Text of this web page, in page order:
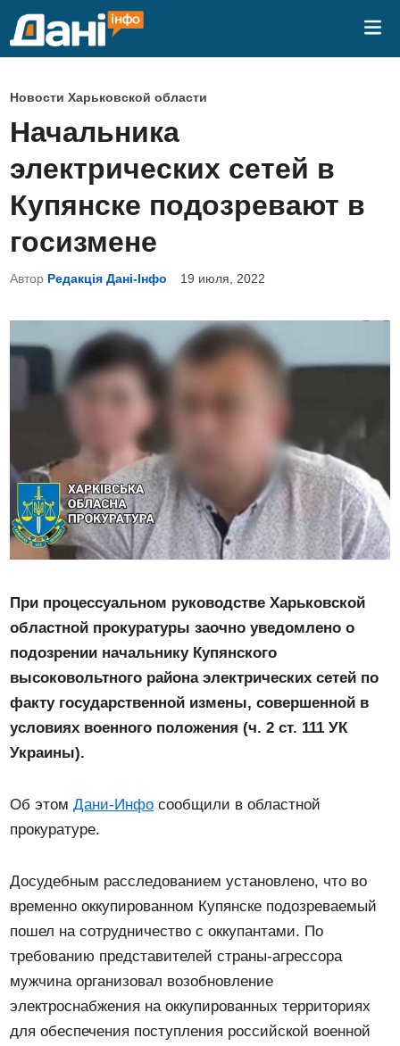
О
п
у
б
л
и
о
а
н
Новости Харьковской области
Начальника
электрических сетей в
Купянске подозревают в
госизмене
Автор Редакція Дані-Інфо 19 июля, 2022
При процессуальном руководстве Харьковской
областной прокуратуры заочно уведомлено о
подозрении начальнику Купянского
высоковольтного района электрических сетей по
факту государственной измены, совершенной в
условиях военного положения (ч. 2 ст. 111 УК
Украины).
Об этомДани-Инфо сообщили в областной
прокуратуре.
Досудебным расследованием установлено, что во
временно оккупированном Купянске подозреваемый
пошел на сотрудничество с оккупантами. По
требованию представителей страны-агрессора
мужчина организовал возобновление
электроснабжения на оккупированных территориях
для обеспечения поступления российской военной